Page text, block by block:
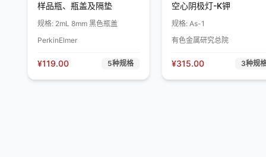
样品瓶、瓶盖及隔垫
规格: 2mL 8mm 黑色瓶盖
PerkinElmer
¥119.00 5种规格
空心阴极灯-K钾
规格: As-1
有色金属研究总院
¥315.00 3种规